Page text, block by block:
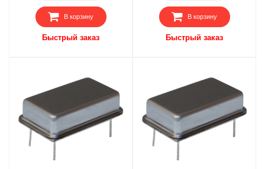
В корзину
Быстрый заказ
В корзину
Быстрый заказ